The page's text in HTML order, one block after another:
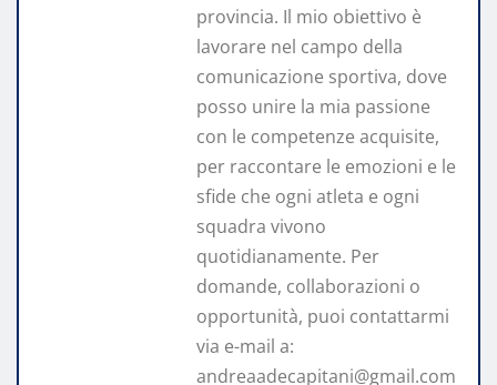
provincia. Il mio obiettivo è
lavorare nel campo della
comunicazione sportiva, dove
posso unire la mia passione
con le competenze acquisite,
per raccontare le emozioni e le
sfide che ogni atleta e ogni
squadra vivono
quotidianamente. Per
domande, collaborazioni o
opportunità, puoi contattarmi
via e-mail a:
andreaadecapitani@gmail.com